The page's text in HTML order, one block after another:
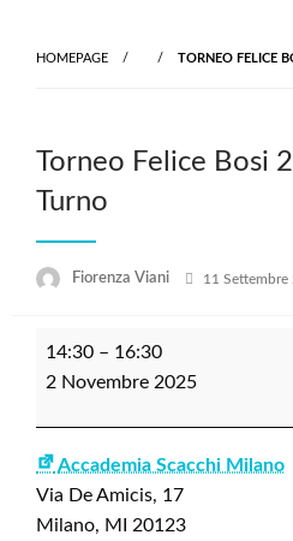
HOMEPAGE TORNEO FELICE
Torneo Felice Bosi
Turno
Fiorenza Viani
Posted
11 Settembre
Torneo
Felice
2025
Open
B
-
14:30 – 16:30
2 Novembre 2025
Accademia Scacchi Milano
Via De Amicis, 17
Milano, MI
20123